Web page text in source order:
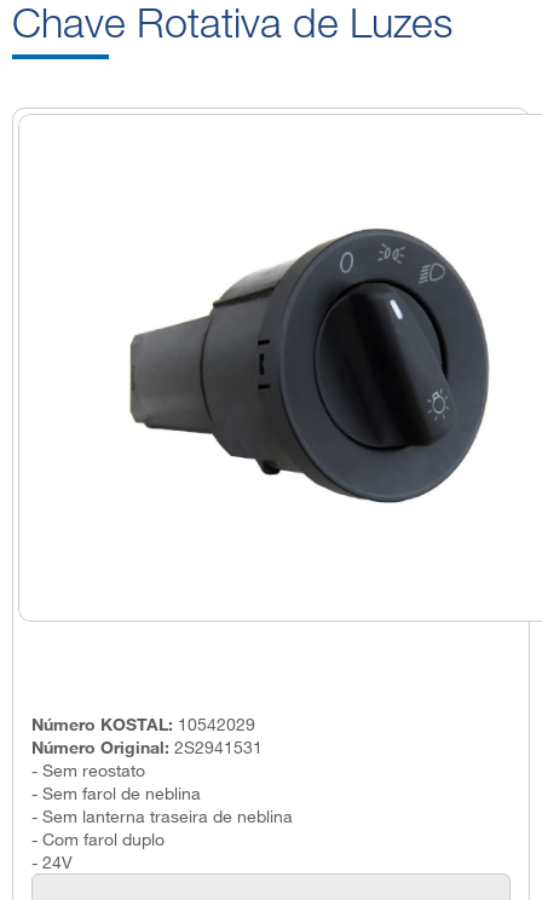
Chave Rotativa de Luzes
Número KOSTAL: 10542029
Número Original: 2S2941531
- Sem reostato
- Sem farol de neblina
- Sem lanterna traseira de neblina
- Com farol duplo
- 24V